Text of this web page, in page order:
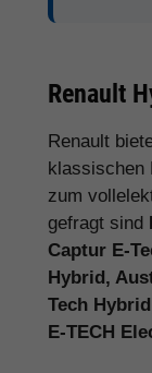
Renault
Renault
klassischen
zum
gefragt sind
Captur E-
Hybrid,
Tech
E-TECH